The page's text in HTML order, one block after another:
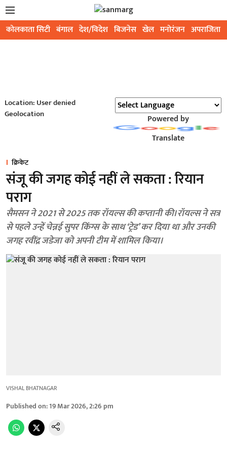
कोलकाता सिटी बंगाल देश/विदेश बिजनेस खेल मनोरंजन अपराजिता
Location: User denied
Geolocation
Powered by
Translate
क्रिकेट
संजू की जगह कोई नहीं ले सकता : रियान
पराग
सैमसन ने 2021 से 2025 तक रॉयल्स की कप्तानी की। रॉयल्स ने सत्र
से पहले उन्हें चेन्नई सुपर किंग्स के साथ ‘ट्रेड’ कर दिया था और उनकी
जगह रवींद्र जडेजा को अपनी टीम में शामिल किया।
VISHAL BHATNAGAR
Published on:19 Mar 2026, 2:26 pm